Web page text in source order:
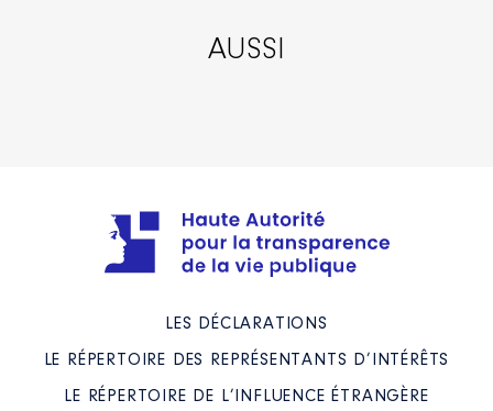
AUSSI
LES DÉCLARATIONS
LE RÉPERTOIRE DES REPRÉSENTANTS D’INTÉRÊTS
LE RÉPERTOIRE DE L’INFLUENCE ÉTRANGÈRE